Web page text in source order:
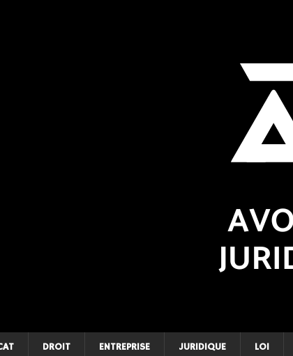
DROIT ENTREPRISE JURIDIQUE LOI